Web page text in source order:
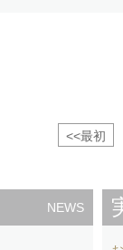
<<最初
NEWS